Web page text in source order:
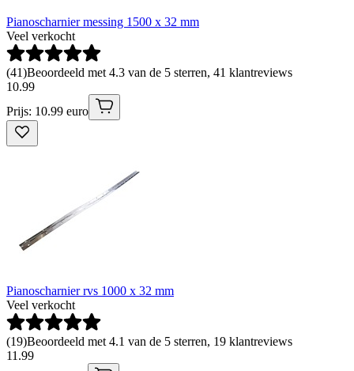
Pianoscharnier messing 1500 x 32 mm
Veel verkocht
(41)Beoordeeld met 4.3 van de 5 sterren, 41 klantreviews
10.99
Prijs: 10.99 euro
Pianoscharnier rvs 1000 x 32 mm
Veel verkocht
(19)Beoordeeld met 4.1 van de 5 sterren, 19 klantreviews
11 .99